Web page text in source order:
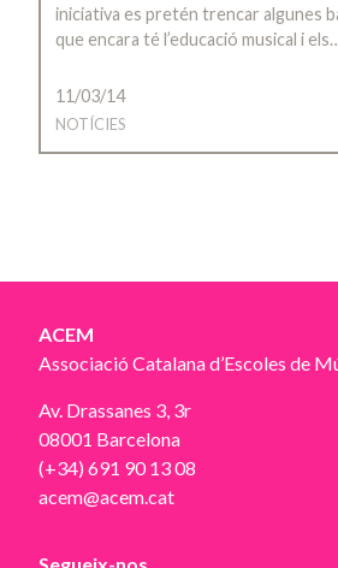
iniciativa es pretén trencar algunes
que encara té l’educació musical i
11/03/14
NOTÍCIES
ACEM
Associació Catalana d’Escoles de
Av. Drassanes 3, 3r
08001 Barcelona
(+34) 691 90 13 08
acem@acem.cat